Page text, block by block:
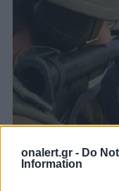
onalert.gr - Do
Information
Πυρά
ΕΑΑΣ